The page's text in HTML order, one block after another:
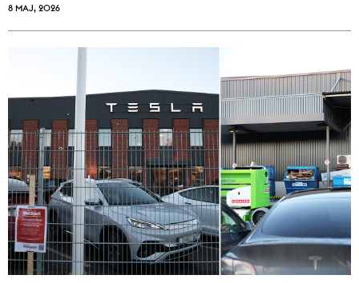
8 MAJ, 2026